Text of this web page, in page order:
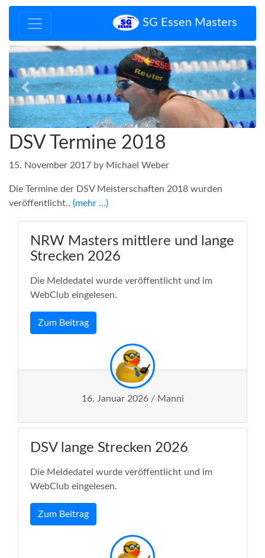
SG Essen Masters
Zurück Vor
DSV Termine 2018
15. November 2017 by Michael Weber
Die Termine der DSV Meisterschaften 2018 wurden
veröffentlicht.. (mehr …)
NRW Masters mittlere und lange
Strecken 2026
Die Meldedatei wurde veröffentlicht und im
WebClub eingelesen.
Zum Beitrag
16. Januar 2026 / Manni
DSV lange Strecken 2026
Die Meldedatei wurde veröffentlicht und im
WebClub eingelesen.
Zum Beitrag